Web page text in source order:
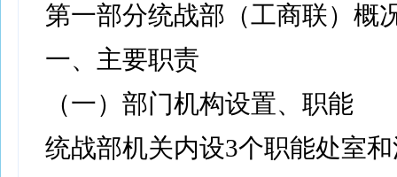
第一部分统战部（工商联）概
一、主要职责
（一）部门机构设置、职能
统战部机关内设3个职能处室